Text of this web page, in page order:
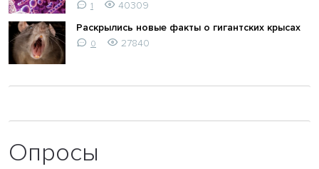
1
40309
Раскрылись новые факты о гигантских крысах
0 27840
Опросы